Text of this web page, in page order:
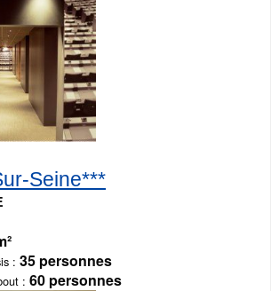
Seine***
35 personnes
60 personnes